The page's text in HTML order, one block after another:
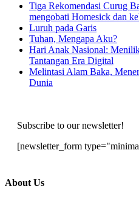
Tiga Rekomendasi Curug
mengobati Homesick dan
Luruh pada Garis
Tuhan, Mengapa Aku?
Hari Anak Nasional:
Tantangan Era Digital
Melintasi Alam Baka,
Dunia
Subscribe to our newsletter!
[newsletter_form
About Us